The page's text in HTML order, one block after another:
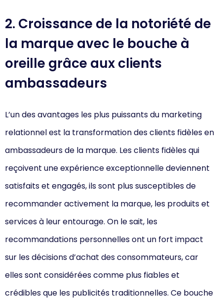
2. Croissance de la notoriété de
la marque avec le bouche à
oreille grâce aux clients
ambassadeurs
L’un des avantages les plus puissants du marketing
relationnel est la transformation des clients fidèles en
ambassadeurs de la marque. Les clients fidèles qui
reçoivent une expérience exceptionnelle deviennent
satisfaits et engagés, ils sont plus susceptibles de
recommander activement la marque, les produits et
services à leur entourage. On le sait, les
recommandations personnelles ont un fort impact
sur les décisions d’achat des consommateurs, car
elles sont considérées comme plus fiables et
crédibles que les publicités traditionnelles. Ce bouche